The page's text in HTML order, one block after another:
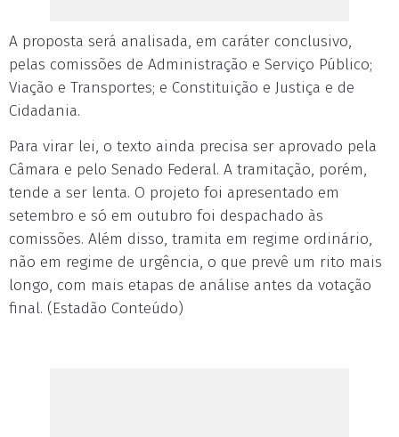
A proposta será analisada, em caráter conclusivo,
pelas comissões de Administração e Serviço Público;
Viação e Transportes; e Constituição e Justiça e de
Cidadania.
Para virar lei, o texto ainda precisa ser aprovado pela
Câmara e pelo Senado Federal. A tramitação, porém,
tende a ser lenta. O projeto foi apresentado em
setembro e só em outubro foi despachado às
comissões. Além disso, tramita em regime ordinário,
não em regime de urgência, o que prevê um rito mais
longo, com mais etapas de análise antes da votação
final. (Estadão Conteúdo)